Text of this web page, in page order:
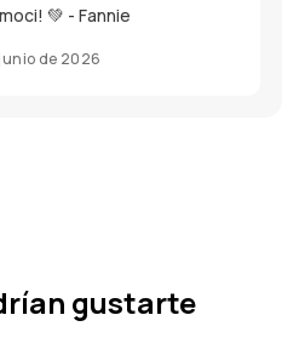
💚 - Fannie
junio de 2026
gustarte